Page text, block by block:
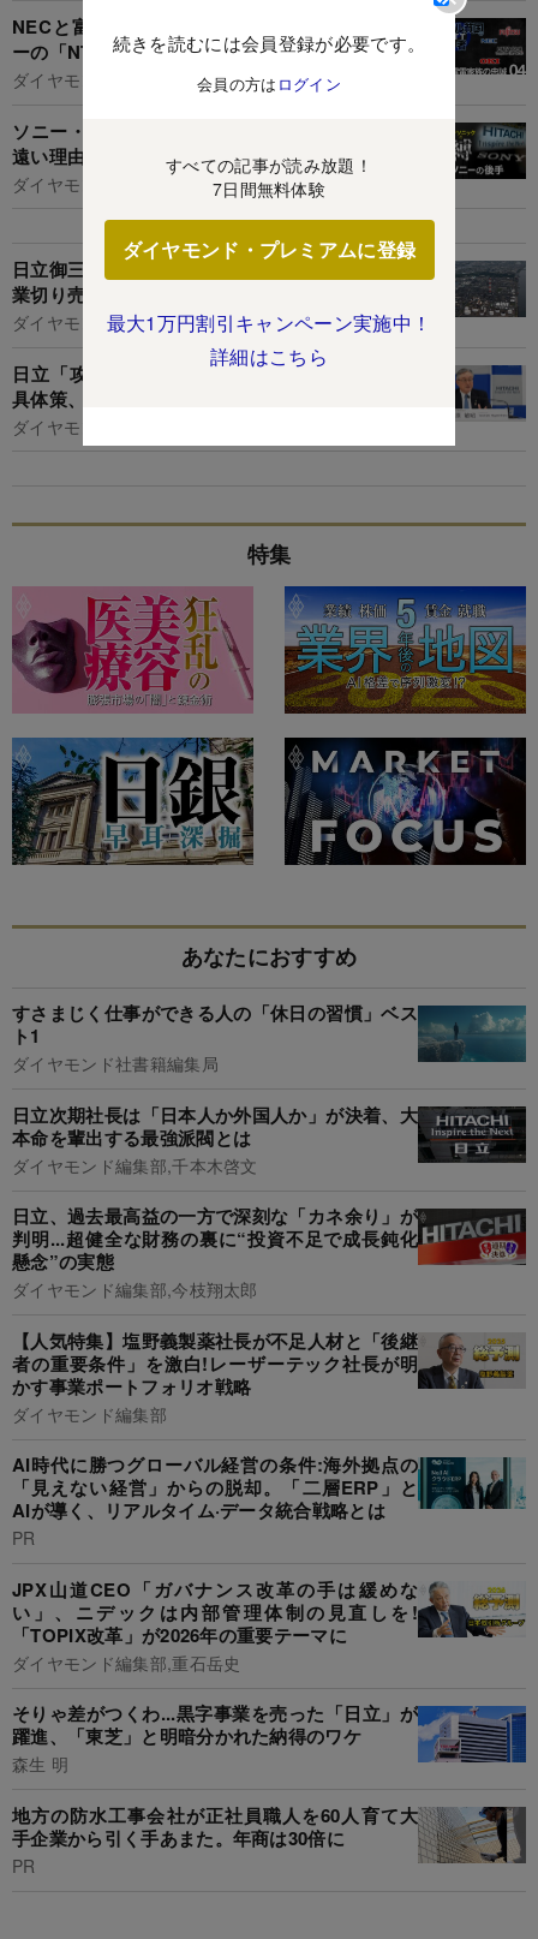
続きを読むには会員登録が必要です。
会員の方は ログイン
すべての記事が読み放題！
7日間無料体験
ダイヤモンド・プレミアムに登録
最大1万円割引キャンペーン実施中！
詳細はこちら
NECと富士通・日立で格差歴然、電電ファミリ
ーの「NTT忠誠度」
ダイヤモンド編集部,千本木啓文
ソニー・日立の「利益1兆円クラブ」にパナが程
遠い理由、“事業再編度”に歴然格差
ダイヤモンド編集部,千本木啓文
日立御三家を巨額買収した昭和電工、早くも「事
業切り売り」の悲惨
ダイヤモンド編集部,新井美江子
日立「攻めのリストラ」1400億円コスト削減の
具体策、東芝との実力格差は再拡大へ
ダイヤモンド編集部,千本木啓文
特集
あなたにおすすめ
すさまじく仕事ができる人の「休日の習慣」ベス
ト1
ダイヤモンド社書籍編集局
日立次期社長は「日本人か外国人か」が決着、大
本命を輩出する最強派閥とは
ダイヤモンド編集部,千本木啓文
日立、過去最高益の一方で深刻な「カネ余り」が
判明...超健全な財務の裏に“投資不足で成長鈍化
懸念”の実態
ダイヤモンド編集部,今枝翔太郎
【人気特集】塩野義製薬社長が不足人材と「後継
者の重要条件」を激白!レーザーテック社長が明
かす事業ポートフォリオ戦略
ダイヤモンド編集部
AI時代に勝つグローバル経営の条件:海外拠点の
「見えない経営」からの脱却。「二層ERP」と
AIが導く、リアルタイム·データ統合戦略とは
PR
JPX山道CEO「ガバナンス改革の手は緩めな
い」、ニデックは内部管理体制の見直しを!
「TOPIX改革」が2026年の重要テーマに
ダイヤモンド編集部,重石岳史
そりゃ差がつくわ...黒字事業を売った「日立」が
躍進、「東芝」と明暗分かれた納得のワケ
森生 明
地方の防水工事会社が正社員職人を60人育て大
手企業から引く手あまた。年商は30倍に
PR